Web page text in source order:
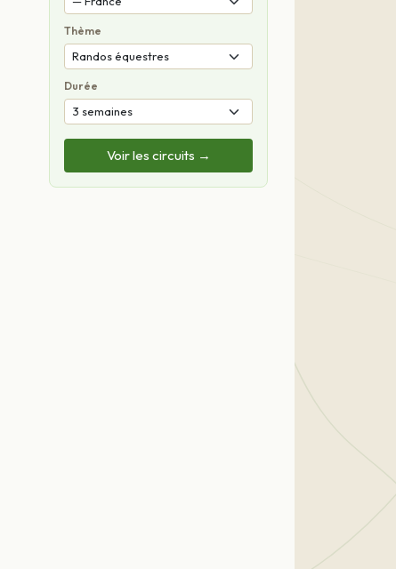
Thème
Durée
Voir les circuits →